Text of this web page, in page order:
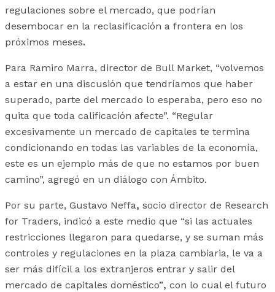
regulaciones sobre el mercado, que podrían
desembocar en la reclasificación a frontera en los
próximos meses.
Para Ramiro Marra, director de Bull Market, “volvemos
a estar en una discusión que tendríamos que haber
superado, parte del mercado lo esperaba, pero eso no
quita que toda calificación afecte”. “Regular
excesivamente un mercado de capitales te termina
condicionando en todas las variables de la economía,
este es un ejemplo más de que no estamos por buen
camino”, agregó en un diálogo con Ámbito.
Por su parte, Gustavo Neffa, socio director de Research
for Traders, indicó a este medio que “si las actuales
restricciones llegaron para quedarse, y se suman más
controles y regulaciones en la plaza cambiaria, le va a
ser más difícil a los extranjeros entrar y salir del
mercado de capitales doméstico”, con lo cual el futuro